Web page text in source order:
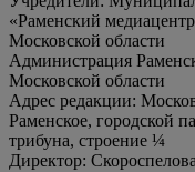
«Раменский
Московской области
Администрация
Московской области
Адрес редакции:
Раменское, городской
трибуна, строение ¼
Директор: